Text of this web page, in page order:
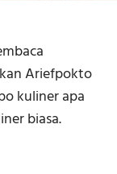
Ariefpokto
kuliner apa
biasa.